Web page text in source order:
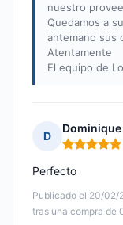
nuestro
Quedamos a
antemano sus
Atentamente
El equipo de
D
Dominique
Nota: 5 de 5
Publicado el 20/02/
tras una compra de
Perfecto